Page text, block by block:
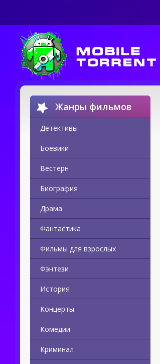
Жанры фильмов
Детективы
Боевики
Вестерн
Биография
Драма
Фантастика
Фильмы для взрослых
Фэнтези
История
Концерты
Комедии
Криминал